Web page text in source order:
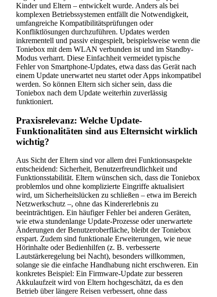
Kinder und Eltern – entwickelt wurde. Anders als bei
komplexen Betriebssystemen entfällt die Notwendigkeit,
umfangreiche Kompatibilitätsprüfungen oder
Konfliktlösungen durchzuführen. Updates werden
inkrementell und passiv eingespielt, beispielsweise wenn die
Toniebox mit dem WLAN verbunden ist und im Standby-
Modus verharrt. Diese Einfachheit vermeidet typische
Fehler von Smartphone-Updates, etwa dass das Gerät nach
einem Update unerwartet neu startet oder Apps inkompatibel
werden. So können Eltern sich sicher sein, dass die
Toniebox nach dem Update weiterhin zuverlässig
funktioniert.
Praxisrelevanz: Welche Update-
Funktionalitäten sind aus Elternsicht wirklich
wichtig?
Aus Sicht der Eltern sind vor allem drei Funktionsaspekte
entscheidend: Sicherheit, Benutzerfreundlichkeit und
Funktionsstabilität. Eltern wünschen sich, dass die Toniebox
problemlos und ohne komplizierte Eingriffe aktualisiert
wird, um Sicherheitslücken zu schließen – etwa im Bereich
Netzwerkschutz –, ohne das Kindererlebnis zu
beeinträchtigen. Ein häufiger Fehler bei anderen Geräten,
wie etwa stundenlange Update-Prozesse oder unerwartete
Änderungen der Benutzeroberfläche, bleibt der Toniebox
erspart. Zudem sind funktionale Erweiterungen, wie neue
Hörinhalte oder Bedienhilfen (z. B. verbesserte
Lautstärkeregelung bei Nacht), besonders willkommen,
solange sie die einfache Handhabung nicht erschweren. Ein
konkretes Beispiel: Ein Firmware-Update zur besseren
Akkulaufzeit wird von Eltern hochgeschätzt, da es den
Betrieb über längere Reisen verbessert, ohne dass